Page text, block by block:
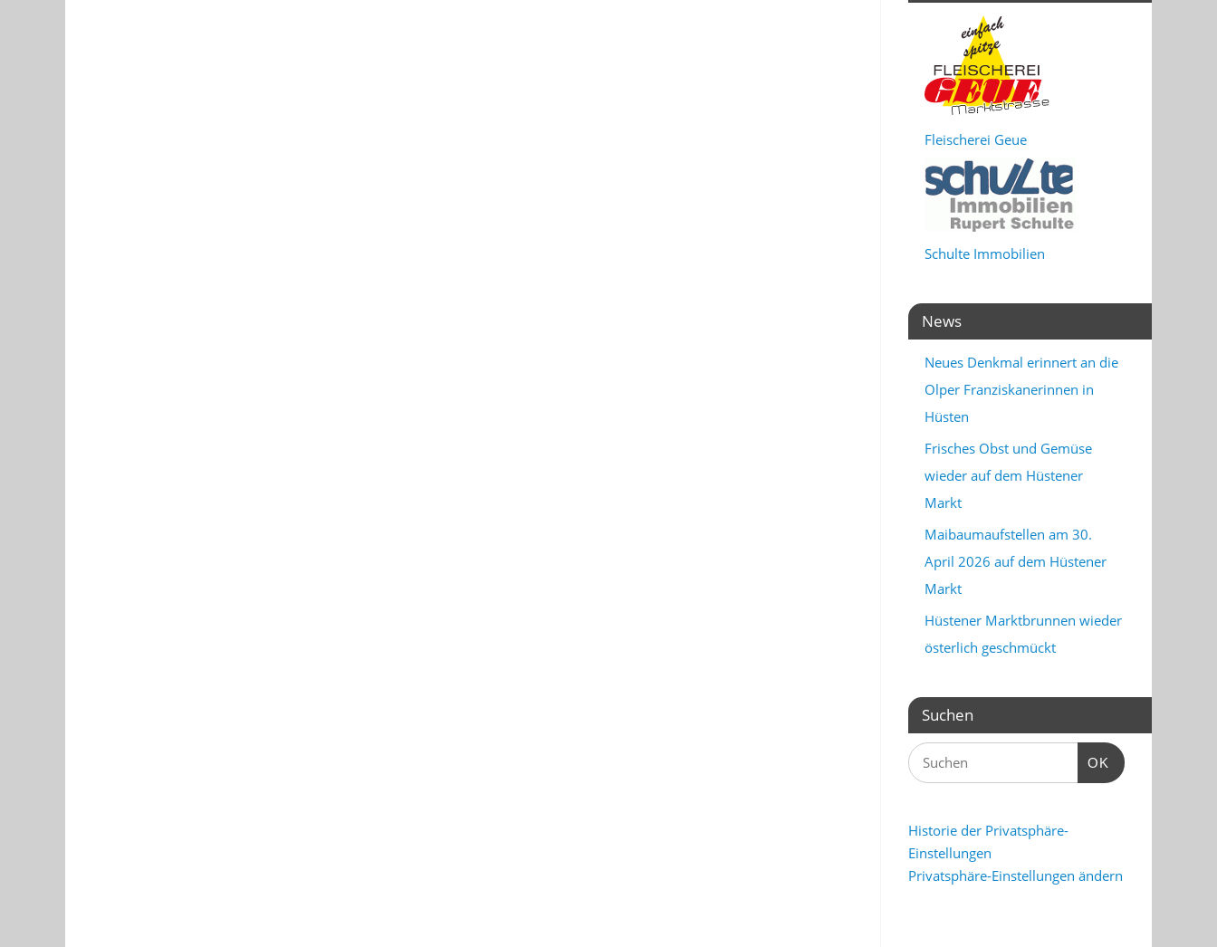
Fleischerei Geue
Schulte Immobilien
News
Neues Denkmal erinnert an die
Olper Franziskanerinnen in
Hüsten
Frisches Obst und Gemüse
wieder auf dem Hüstener
Markt
Maibaumaufstellen am 30.
April 2026 auf dem Hüstener
Markt
Hüstener Marktbrunnen wieder
österlich geschmückt
Suchen
OK
Historie der Privatsphäre-
Einstellungen
Privatsphäre-Einstellungen ändern